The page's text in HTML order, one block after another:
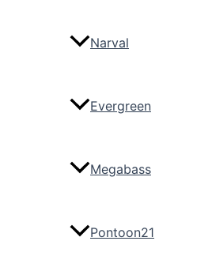
Narval
Evergreen
Megabass
Pontoon21